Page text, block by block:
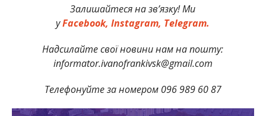
Залишайтеся на зв’язку! Ми
уFacebook, Instagram, Telegram.
Надсилайте свої новини нам на пошту:
informator.ivanofrankivsk@gmail.com
Телефонуйте за номером 096 989 60 87